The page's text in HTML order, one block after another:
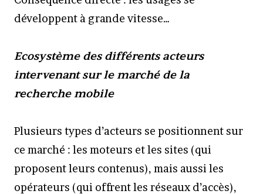
développent à grande vitesse…
Ecosystème des différents acteurs
intervenant sur le marché de la
recherche mobile
Plusieurs types d’acteurs se positionnent sur
ce marché : les moteurs et les sites (qui
proposent leurs contenus), mais aussi les
opérateurs (qui offrent les réseaux d’accès),